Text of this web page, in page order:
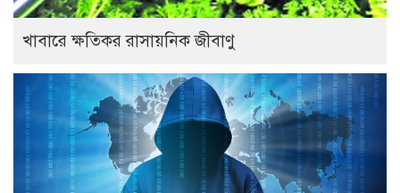
খাবারে ক্ষতিকর রাসায়নিক জীবাণু